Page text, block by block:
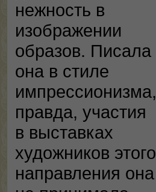
нежность в
изображении
образов. Писала
она в стиле
импрессионизма,
правда, участия
в выставках
художников этого
направления она